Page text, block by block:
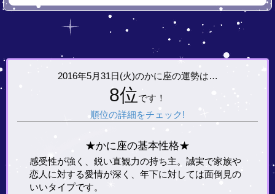
2016年5月31日(火)のかに座の運勢は…
8位です！
順位の詳細をチェック!
★かに座の基本性格★
感受性が強く、鋭い直観力の持ち主。誠実で家族や
恋人に対する愛情が深く、年下に対しては面倒見の
いいタイプです。